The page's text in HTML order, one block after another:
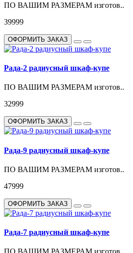
ПО ВАШИМ РАЗМЕРАМ изготов..
39999
ОФОРМИТЬ ЗАКАЗ
Рада-2 радиусный шкаф-купе
ПО ВАШИМ РАЗМЕРАМ изготов..
32999
ОФОРМИТЬ ЗАКАЗ
Рада-9 радиусный шкаф-купе
ПО ВАШИМ РАЗМЕРАМ изготов..
47999
ОФОРМИТЬ ЗАКАЗ
Рада-7 радиусный шкаф-купе